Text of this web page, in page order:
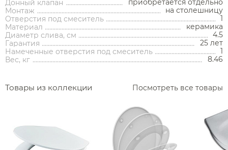
Сравнение Избранное Корзина Вход
Полки на ванну
Полки-ниши
Сиденья
Сушилки для рук
Диспенсеры ватных дисков
Душевые форсунки
Комплектующие для душа
Донный клапан
приобретается отдельно
Монтаж
на столешницу
Отверстия под смеситель
1
Материал
керамика
Диаметр слива, см
4.5
Гарантия
25 лет
Намеченные отверстия под смеситель
1
Вес, кг
8.46
Товары из коллекции Посмотреть все товары